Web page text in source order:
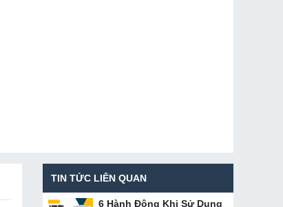
TIN TỨC LIÊN QUAN
6 Hành Động Khi Sử Dụng